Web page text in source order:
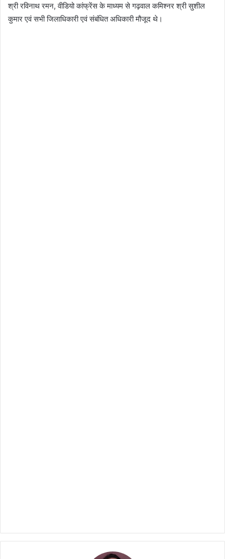
श्री रविनाथ रमन, वीडियो कांफ्रेंस के माध्यम से गढ़वाल कमिश्नर श्री सुशील
कुमार एवं सभी जिलाधिकारी एवं संबंधित अधिकारी मौजूद थे।